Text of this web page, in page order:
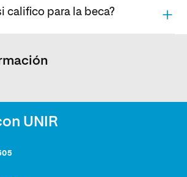
califico para la beca?
UNIR